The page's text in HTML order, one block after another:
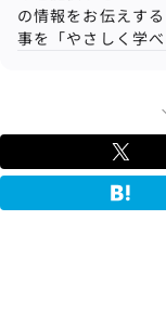
の情報をお伝えす
事を「やさしく学